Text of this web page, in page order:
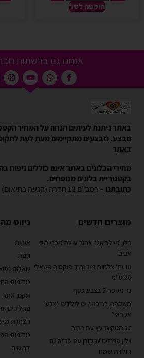
הוספה לסל
אנחנו גם ברשתות
באתר ניתנת לעיתים הנחה על המחיר
מבצע. מבצעים מתקיימים מעת לעת
באתר
מחירי הבלונים באתר אינם כוללים ניפוח
בקטגוריית בלונים מנופחים.
כתובתנו – רמב"ם 13 חדרה (הגעה בתיאום)
מוצרים חדשים
בלון מיילר 26" צהוב עולה מכבי תל
אביב
10 יח' צלחות נייר ורוד פוקסיה מטאלי
20 ס"מ
נר מספר 5 בצבע כסף
משקפת בריכה / ים לילדים *צבע
אקראי*
זוג מטקות עץ עם כדור
וילון פרנזים יוניקורן עם כרזה יום
הולדת שמח
ניווט
אודות
חנות
שאלות
מדיניות
תקנון אתר
נוהל
הצהרת
מדיניות
דרושים